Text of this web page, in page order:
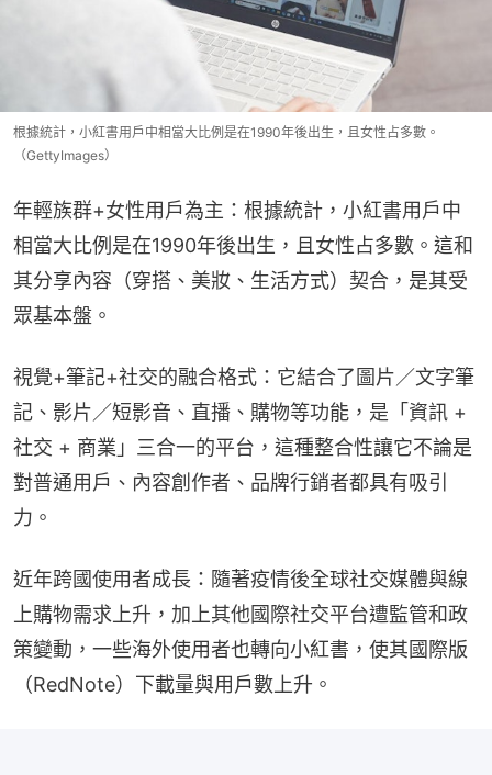
根據統計，小紅書用戶中相當大比例是在1990年後出生，且女性占多數。
（GettyImages）
年輕族群+女性用戶為主：根據統計，小紅書用戶中
相當大比例是在1990年後出生，且女性占多數。這和
其分享內容（穿搭、美妝、生活方式）契合，是其受
眾基本盤。
視覺+筆記+社交的融合格式：它結合了圖片／文字筆
記、影片／短影音、直播、購物等功能，是「資訊 +
社交 + 商業」三合一的平台，這種整合性讓它不論是
對普通用戶、內容創作者、品牌行銷者都具有吸引
力。
近年跨國使用者成長：隨著疫情後全球社交媒體與線
上購物需求上升，加上其他國際社交平台遭監管和政
策變動，一些海外使用者也轉向小紅書，使其國際版
（RedNote）下載量與用戶數上升。